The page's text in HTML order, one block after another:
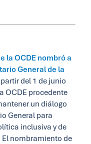
la OCDE nombró a
General de la
del 1 de junio
OCDE procedente
un diálogo
General para
inclusiva y de
nombramiento de